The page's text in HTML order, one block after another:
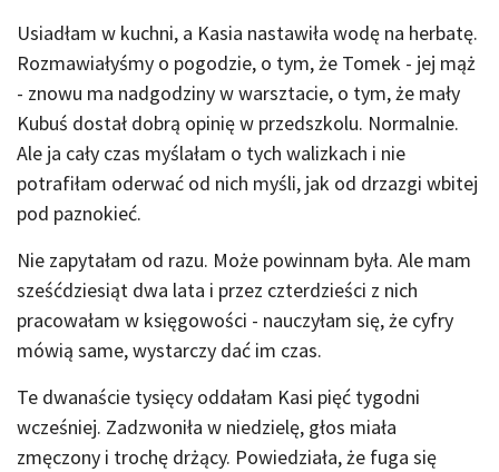
Usiadłam w kuchni, a Kasia nastawiła wodę na herbatę.
Rozmawiałyśmy o pogodzie, o tym, że Tomek - jej mąż
- znowu ma nadgodziny w warsztacie, o tym, że mały
Kubuś dostał dobrą opinię w przedszkolu. Normalnie.
Ale ja cały czas myślałam o tych walizkach i nie
potrafiłam oderwać od nich myśli, jak od drzazgi wbitej
pod paznokieć.
Nie zapytałam od razu. Może powinnam była. Ale mam
sześćdziesiąt dwa lata i przez czterdzieści z nich
pracowałam w księgowości - nauczyłam się, że cyfry
mówią same, wystarczy dać im czas.
Te dwanaście tysięcy oddałam Kasi pięć tygodni
wcześniej. Zadzwoniła w niedzielę, głos miała
zmęczony i trochę drżący. Powiedziała, że fuga się